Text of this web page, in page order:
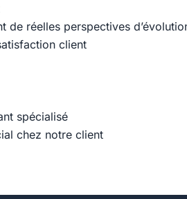
de réelles perspectives
client
spécialisé
chez notre client